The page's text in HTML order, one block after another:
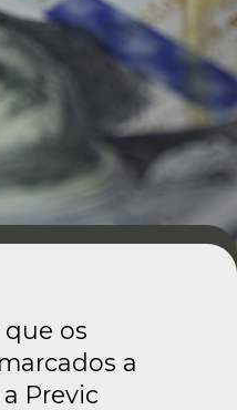
os
a
Previc